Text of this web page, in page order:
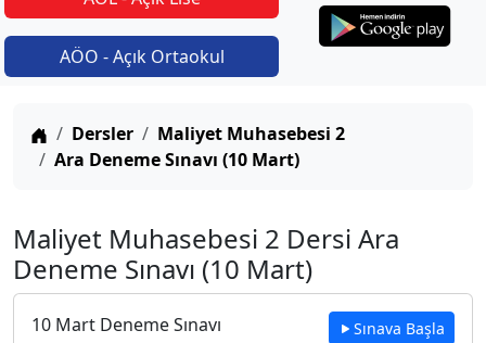
AÖO - Açık Ortaokul
Anasayfa
Dersler
Maliyet Muhasebesi 2
Ara Deneme Sınavı (10 Mart)
Maliyet Muhasebesi 2 Dersi Ara
Deneme Sınavı (10 Mart)
10 Mart Deneme Sınavı Sınava Başla